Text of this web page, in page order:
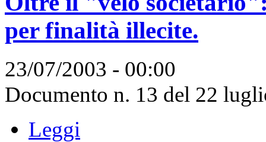
per finalità illecite.
23/07/2003 - 00:00
Documento n. 13 del 22
Leggi